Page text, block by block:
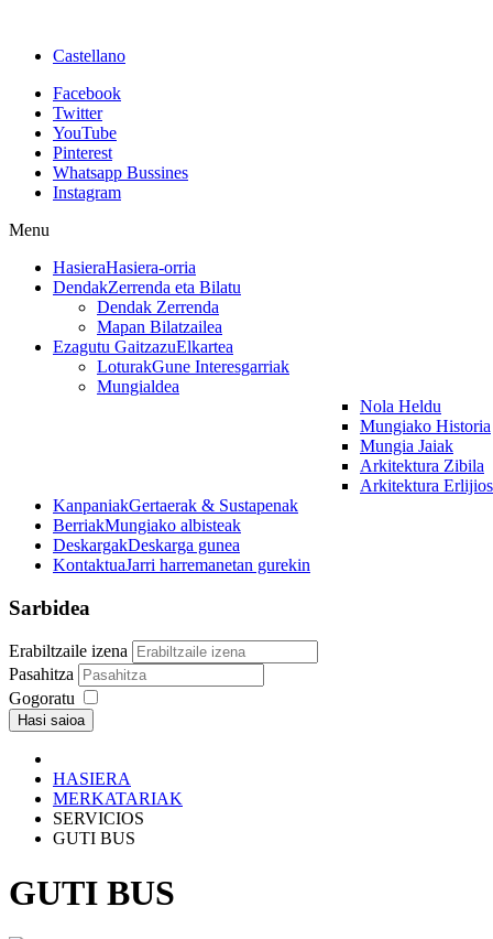
Castellano
Facebook
Twitter
YouTube
Pinterest
Whatsapp Bussines
Instagram
Menu
HasieraHasiera-orria
DendakZerrenda eta Bilatu
Dendak Zerrenda
Mapan Bilatzailea
Ezagutu GaitzazuElkartea
LoturakGune Interesgarriak
Mungialdea
Nola Heldu
Mungiako Historia
Mungia Jaiak
Arkitektura Zibila
Arkitektura
KanpaniakGertaerak & Sustapenak
BerriakMungiako albisteak
DeskargakDeskarga gunea
KontaktuaJarri harremanetan gurekin
Sarbidea
Erabiltzaile izena
Pasahitza
Gogoratu
Hasi saioa
HASIERA
MERKATARIAK
SERVICIOS
GUTI BUS
GUTI BUS